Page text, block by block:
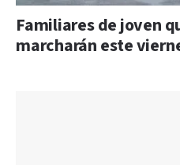
Familiares de joven
marcharán este